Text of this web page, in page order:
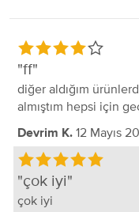
ff
diğer aldığım
almıştım hepsi için
Devrim K. 12 Mayıs
çok iyi
çok iyi